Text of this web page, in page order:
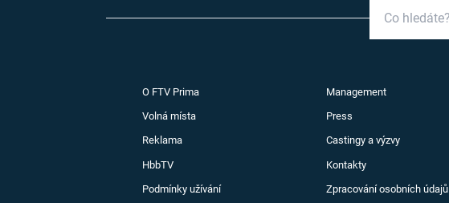
O FTV Prima Management
Volná místa Press
Reklama Castingy a výzvy
HbbTV Kontakty
Podmínky užívání Zpracování osobních údajů